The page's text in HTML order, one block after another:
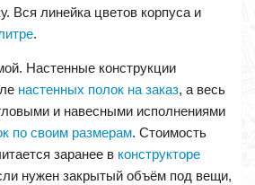
Вся линейка цветов корпуса и
.
Настенные конструкции
настенных полок на заказ, а весь
и навесными исполнениями
по своим размерам. Стоимость
заранее в конструкторе
нужен закрытый объём под вещи,